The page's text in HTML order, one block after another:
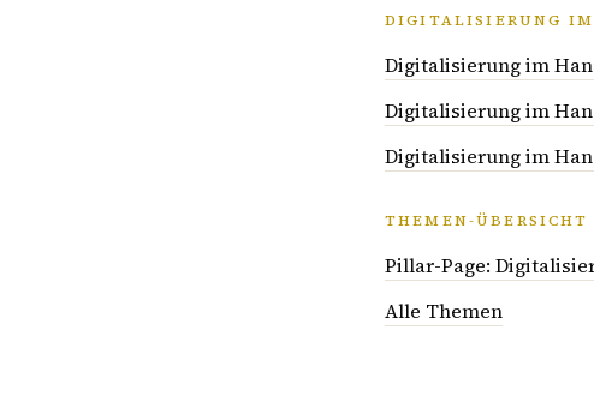
DIGITALISIERUNG IM
Digitalisierung im
Digitalisierung im
Digitalisierung im
THEMEN-ÜBERSICHT
Pillar-Page:
Alle Themen